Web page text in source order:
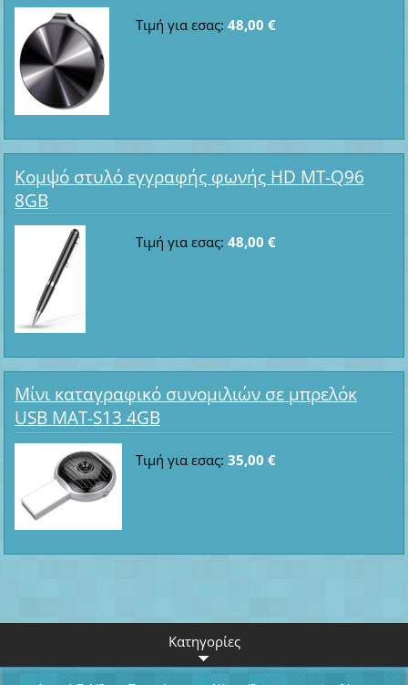
Τιμή για εσας: 48,00 €
Κομψό στυλό εγγραφής φωνής HD MT-Q96
8GB
Τιμή για εσας: 48,00 €
Μίνι καταγραφικό συνομιλιών σε μπρελόκ
USB MAT-S13 4GB
Τιμή για εσας: 35,00 €
Κατηγορίες